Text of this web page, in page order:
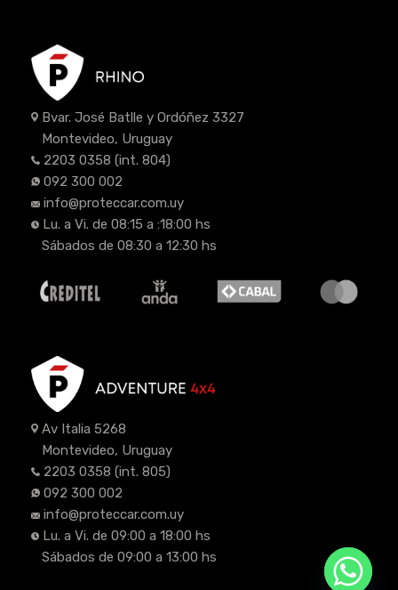
Bvar. José Batlle y Ordóñez 3327
Montevideo, Uruguay
2203 0358 (int. 804)
092 300 002
info@proteccar.com.uy
Lu. a Vi. de 08:15 a :18:00 hs
Sábados de 08:30 a 12:30 hs
Av Italia 5268
Montevideo, Uruguay
2203 0358 (int. 805)
092 300 002
info@proteccar.com.uy
Lu. a Vi. de 09:00 a 18:00 hs
Sábados de 09:00 a 13:00 hs